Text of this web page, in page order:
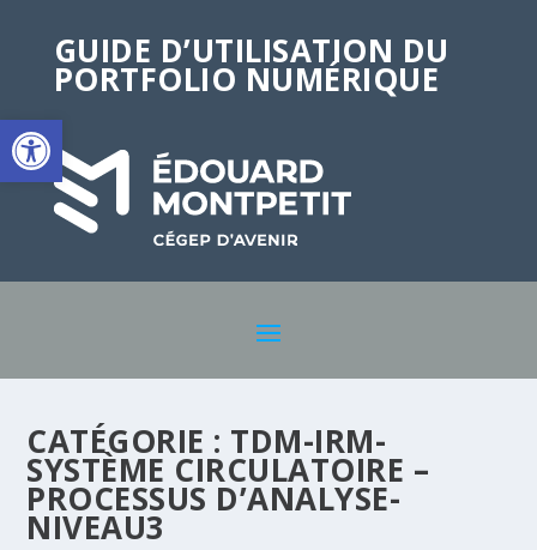
Ouvrir la barre d’outils
GUIDE D’UTILISATION DU
PORTFOLIO NUMÉRIQUE
CATÉGORIE : TDM-IRM-
SYSTÈME CIRCULATOIRE –
PROCESSUS D’ANALYSE-
NIVEAU3